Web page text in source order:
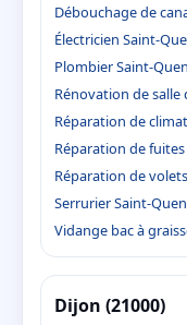
Débouchage de
Électricien Saint-
Plombier Saint-
Rénovation de
Réparation de
Réparation de
Réparation de
Serrurier Saint-
Vidange bac à
Dijon (21000)